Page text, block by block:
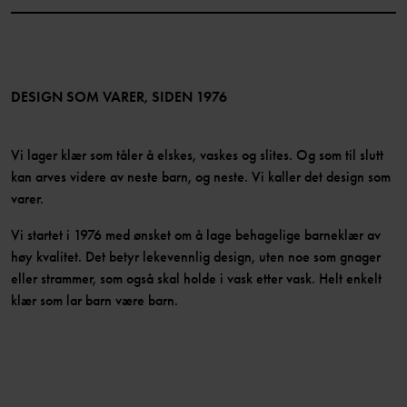
Bli medlem
DESIGN SOM VARER, SIDEN 1976
Vi lager klær som tåler å elskes, vaskes og slites. Og som til slutt
kan arves videre av neste barn, og neste. Vi kaller det design som
varer.
Vi startet i 1976 med ønsket om å lage behagelige barneklær av
høy kvalitet. Det betyr lekevennlig design, uten noe som gnager
eller strammer, som også skal holde i vask etter vask. Helt enkelt
klær som lar barn være barn.